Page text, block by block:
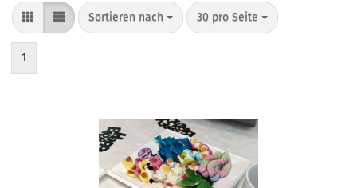
Sortieren nach 30 pro Seite
1